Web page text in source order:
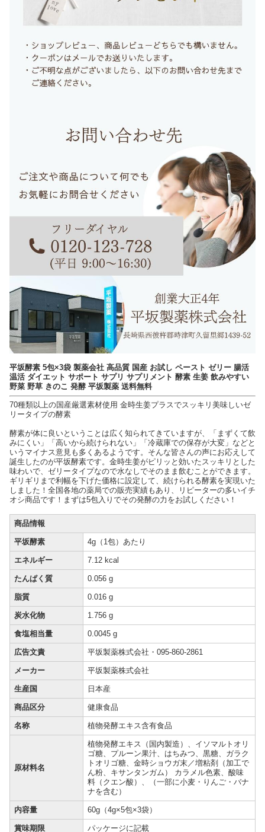
平坂酵素 5包×3袋 製薬会社 高品質 国産 お試し ペースト ゼリー 腸活
温活 ダイエット サポート サプリ サプリメント 酵素 生姜 飲みやすい
野菜 野草 きのこ 発酵 平坂製薬 送料無料
70種類以上の国産厳選素材使用 金時生姜プラスでスッキリ美味しいゼ
リータイプの酵素
酵素が体に良いということは広く知られてきていますが、「まずくて飲
みにくい」「高いから続けられない」「冷蔵庫での保存が大変」などと
いうマイナス意見も多くあるようです。そんな皆さんの声にお応えして
誕生したのが平坂酵素です。金時生姜がピリッと効いたスッキリとした
味わいで、ゼリータイプなので水なしでそのまま飲むことができます。
ギリギリまで利幅を下げた価格に設定して、続けられる酵素を実現いた
しました！全国各地の薬局での販売実績もあり、リピーターの多いイチ
オシ商品です！まずは5包入りでその発酵の力をお試しください！
商品情報
平坂酵素 4g（1包）あたり
エネルギー 7.12 kcal
たんぱく質 0.056 g
脂質 0.016 g
炭水化物 1.756 g
食塩相当量 0.0045 g
広告文責 平坂製薬株式会社・095-860-2861
メーカー 平坂製薬株式会社
生産国 日本産
商品区分 健康食品
名称 植物発酵エキス含有食品
原材料名
植物発酵エキス（国内製造）、イソマルトオリ
ゴ糖、プルーン果汁、はちみつ、黒糖、ガラク
トオリゴ糖、金時ショウガ末／増粘剤（加工で
ん粉、キサンタンガム） カラメル色素、酸味
料（クエン酸）、（一部に小麦・りんご・バナ
ナを含む）
内容量 60g（4g×5包×3袋）
賞味期限 パッケージに記載